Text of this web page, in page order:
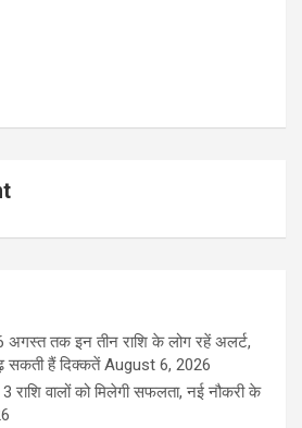
तक इन तीन राशि के लोग रहें अलर्ट,
हैं दिक्कतें August 6, 2026
वालों को मिलेगी सफलता, नई नौकरी के